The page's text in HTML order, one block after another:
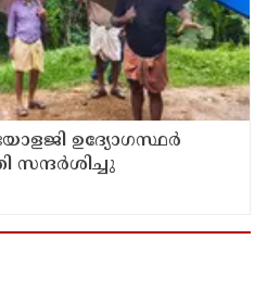
ഉദ്യോഗസ്ഥർ
സന്ദർശിച്ചു